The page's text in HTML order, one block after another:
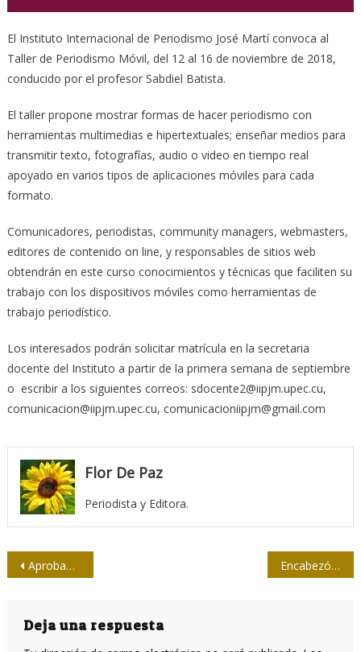
El Instituto Internacional de Periodismo José Martí convoca al
Taller de Periodismo Móvil, del 12 al 16 de noviembre de 2018,
conducido por el profesor Sabdiel Batista.
El taller propone mostrar formas de hacer periodismo con
herramientas multimedias e hipertextuales; enseñar medios para
transmitir texto, fotografías, audio o video en tiempo real
apoyado en varios tipos de aplicaciones móviles para cada
formato.
Comunicadores, periodistas, community managers, webmasters,
editores de contenido on line, y responsables de sitios web
obtendrán en este curso conocimientos y técnicas que faciliten su
trabajo con los dispositivos móviles como herramientas de
trabajo periodístico.
Los interesados podrán solicitar matrícula en la secretaria
docente del Instituto a partir de la primera semana de septiembre
o escribir a los siguientes correos: sdocente2@iipjm.upec.cu,
comunicacion@iipjm.upec.cu, comunicacioniipjm@gmail.com
Flor De Paz
Periodista y Editora.
Navegación
entradas
Aprobado proyecto de reforma constitucional Encabezó Raúl acto provincial en Segundo Frente por aniversario 65 del Moncada
Deja una respuesta